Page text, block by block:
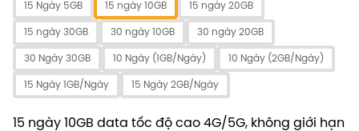
15 Ngày 5GB 15 ngày 10GB 15 ngày 20GB
15 ngày 30GB 30 ngày 10GB 30 ngày 20GB
30 Ngày 30GB 10 Ngày (1GB/Ngày) 10 Ngày (2GB/Ngày)
15 Ngày 1GB/Ngày 15 Ngày 2GB/Ngày
15 ngày 10GB data tốc độ cao 4G/5G, không giới hạn